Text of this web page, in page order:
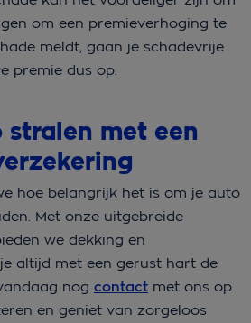
om ​​een premieverhoging te
meldt, gaan je schadevrije
premie dus op.
met een
hoe belangrijk het is om je auto
Met onze uitgebreide
we dekking en
altijd met een gerust hart de
nog contact met ons op
en geniet van zorgeloos